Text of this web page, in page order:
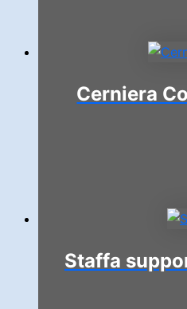
Cerniera
Staffa